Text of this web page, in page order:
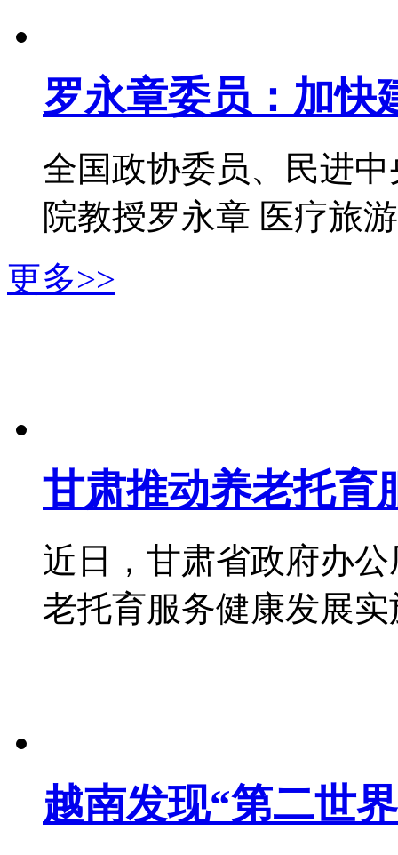
罗永章委员：加快
全国政协委员、民进
院教授罗永章 医疗旅
更多>>
甘肃推动养老托育
近日，甘肃省政府办
老托育服务健康发展实
越南发现“第二世